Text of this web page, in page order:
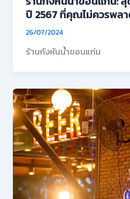
ปี 2567 ที่คุณไม่ควรพล
26/07/2024
ร้านกังหันน้ำขอนแก่น